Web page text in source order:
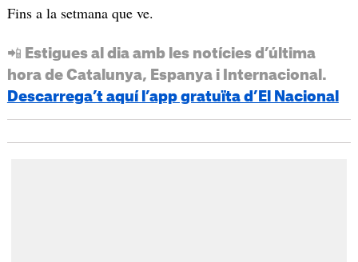
Fins a la setmana que ve.
📲 Estigues al dia amb les notícies d’última
hora de Catalunya, Espanya i Internacional.
Descarrega’t aquí l’app gratuïta d’El Nacional